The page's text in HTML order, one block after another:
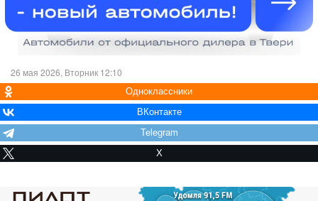
26 мая 2026, Вторник 12:10
Одноклассники
ВКонтакте
Telegram
X